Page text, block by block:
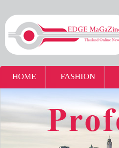
HOME FASHION